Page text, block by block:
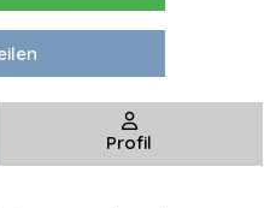
Profil